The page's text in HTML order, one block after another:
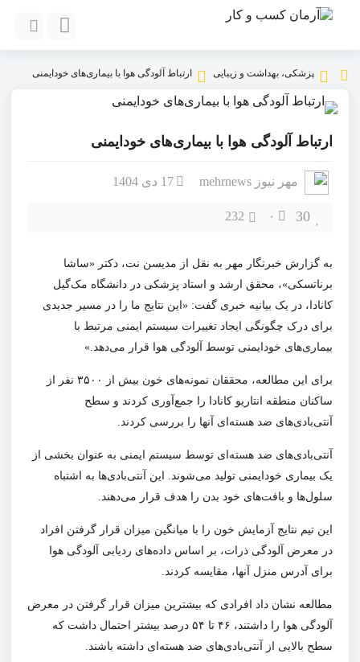
پزشکی، بهداشت و زیبایی ارتباط آلودگی هوا با بیماری‌های خودایمنی
ارتباط آلودگی هوا با بیماری‌های خودایمنی
مهر نیوز mehrnews 17 دی 1404
30 ۰ 232
به گزارش خبرنگار مهر به نقل از مدیسن نت، دکتر «ساشا
برناتسکی»، محقق ارشد و استاد پزشکی در دانشگاه مک‌گیل
کانادا، در یک بیانیه خبری گفت: «این نتایج ما را در مسیر جدیدی
برای درک چگونگی ایجاد تغییرات سیستم ایمنی مرتبط با
بیماری‌های خودایمنی توسط آلودگی هوا قرار می‌دهد.»
برای این مطالعه، محققان نمونه‌های خون بیش از ۳۵۰۰ نفر از
ساکنان منطقه انتاریو کانادا را جمع‌آوری کردند و سطح
آنتی‌بادی‌های ضد هسته‌ای آنها را بررسی کردند.
آنتی‌بادی‌های ضد هسته‌ای توسط سیستم ایمنی به عنوان بخشی از
یک بیماری خودایمنی تولید می‌شوند. این آنتی‌بادی‌ها به اشتباه
سلول‌ها و بافت‌های خود بدن را هدف قرار می‌دهند.
این تیم نتایج آزمایش خون را با میانگین میزان قرار گرفتن افراد
در معرض آلودگی ذرات، بر اساس داده‌های ردیابی آلودگی هوا
برای آدرس منزل آنها، مقایسه کردند.
مطالعه نشان داد افرادی که بیشترین میزان قرار گرفتن در معرض
آلودگی هوا را داشتند، ۴۶ تا ۵۴ درصد بیشتر احتمال داشت که
سطح بالایی از آنتی‌بادی‌های ضد هسته‌ای داشته باشند.